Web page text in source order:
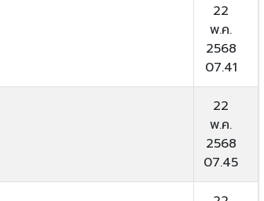
22
พ.ค.
2568
07.41
22
พ.ค.
2568
07.45